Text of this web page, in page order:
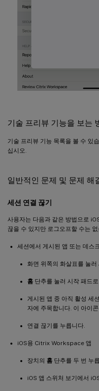
기술 프리뷰 기능을 보는
기술 프리뷰 기능 목록을 볼 수 있
십시오.
일반적인 문제 및 문제 해
세션 연결 끊기
사용자는 다음과 같은 방법으로
끊을 수 있지만 로그오프할 수는 없
세션에서 게시된 앱 또는 데스
화면 위쪽의 화살표를 눌
홈 단추를 눌러 시작 패드
게시된 앱 중 아직 활성 세
자에 주목합니다. 이 아이
연결 끊기를 누릅니다.
iOS용 Citrix Workspace 앱
장치의 홈 단추를 두 번 누
iOS 앱 스위처 보기에서